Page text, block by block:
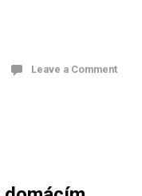
Leave a Comment